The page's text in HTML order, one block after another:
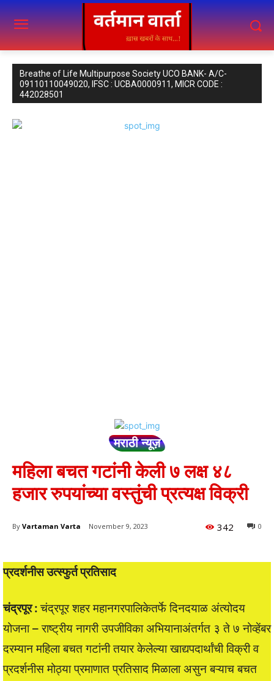
Breathe of Life Multipurpose Society UCO BANK- A/C-
09110110049020, IFSC : UCBA0000911, MICR CODE :
442028501
मराठी न्यूज़
महिला बचत गटांनी केली ७ लक्ष ४८
हजार रुपयांच्या वस्तुंची प्रत्यक्ष विक्री
By Vartaman Varta November 9, 2023 0
342
प्रदर्शनीस उत्स्फुर्त प्रतिसाद
चंद्रपूर :चंद्रपूर शहर महानगरपालिकेतर्फे दिनदयाळ अंत्योदय
योजना – राष्ट्रीय नागरी उपजीविका अभियानाअंतर्गत ३ ते ७ नोव्हेंबर
दरम्यान महिला बचत गटांनी तयार केलेल्या खाद्यपदार्थांची विक्री व
प्रदर्शनीस मोठ्या प्रमाणात प्रतिसाद मिळाला असुन बऱ्याच बचत